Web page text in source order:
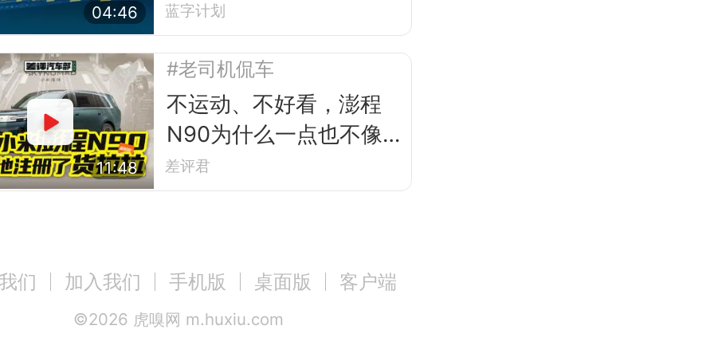
04:46 槛
蓝字计划
11:48
#老司机侃车
不运动、不好看，澎程
N90为什么一点也不像
小米？
差评君
们 加入我们 手机版 桌面版 客户端
©2026 虎嗅网 m.huxiu.com